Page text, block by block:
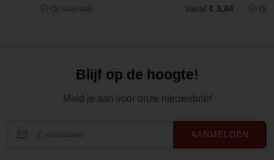
Op voorraad Vanaf € 3,84 Op
Blijf op de hoogte!
Meld je aan voor onze nieuwsbrief
AANMELDEN